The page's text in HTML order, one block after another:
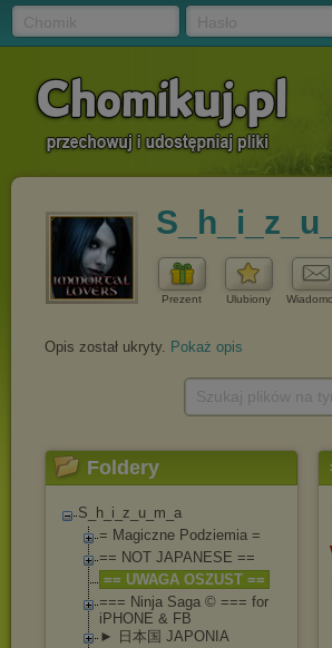
Prezent Ulubiony
Opis został ukryty. Pokaż opis
Foldery
S_h_i_z_u_m_a
= Magiczne Podziemia =
== NOT JAPANESE ==
== UWAGA OSZUST ==
=== Ninja Saga © === for
iPHONE & FB
► 日本国 JAPONIA